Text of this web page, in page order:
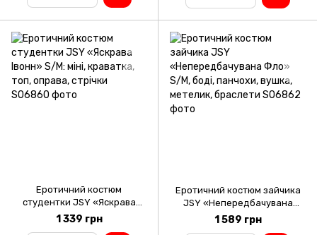
Еротичний костюм
студентки JSY «Яскрава
Івонн» S/M: міні, краватка,
топ, оправа, стрічки
1 339 грн
Еротичний костюм зайчика
JSY «Непередбачувана
Фло» S/M, боді, панчохи,
вушка, метелик, браслети
1 589 грн